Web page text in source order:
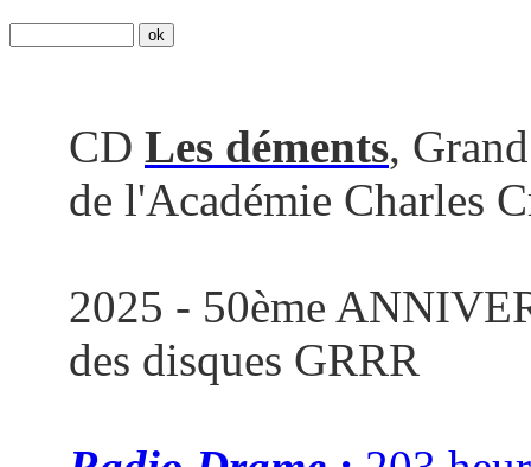
CD Les déments,
de l'Académie Charles
2025 - 50ème
des disques GRRR